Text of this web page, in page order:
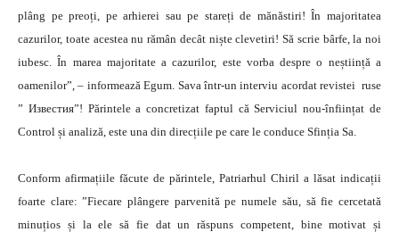
plâng pe preoți, pe arhierei sau pe stareți de mănăstiri! În majoritatea
cazurilor, toate acestea nu rămân decât niște clevetiri! Să scrie bârfe, la noi
iubesc. În marea majoritate a cazurilor, este vorba despre o neștiință a
oamenilor”, – informează Egum. Sava într-un interviu acordat revistei ruse
” Известия”! Părintele a concretizat faptul că Serviciul nou-înființat de
Control și analiză, este una din direcțiile pe care le conduce Sfinția Sa.
Conform afirmațiile făcute de părintele, Patriarhul Chiril a lăsat indicații
foarte clare: ”Fiecare plângere parvenită pe numele său, să fie cercetată
minuțios și la ele să fie dat un răspuns competent, bine motivat și